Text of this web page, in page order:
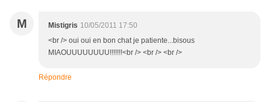
M Mistigris 10/05/2011 17:50
<br /> oui oui en bon chat je patiente...bisous
MIAOUUUUUUUU!!!!!!!<br /> <br /> <br />
Répondre